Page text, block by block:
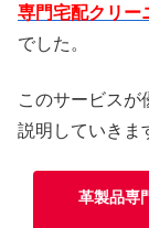
専門宅配クリー
でした。
このサービスが
説明していきま
革製品専